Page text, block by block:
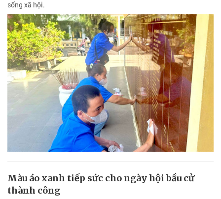
sống xã hội.
Màu áo xanh tiếp sức cho ngày hội bầu cử
thành công